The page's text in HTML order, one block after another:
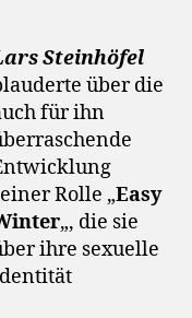
Steinhöfel
über die
für ihn
Rolle „Easy
„, die sie
ihre sexuelle